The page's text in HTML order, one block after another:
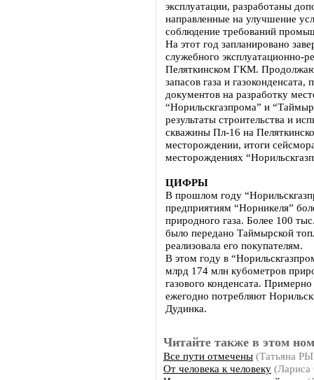
эксплуатации, разработаны
направленные на улучшение
соблюдение требований
На этот год запланировано
служебного эксплуатационно-
Пеляткинском ГКМ.
запасов газа и
документов на разработку
“Норильскгазпрома” и
результаты строительства и
скважины Пл-16 на
месторождении, итоги
месторождениях
ЦИФРЫ
В прошлом году
предприятиям “Норникеля”
природного газа. Более 100
было передано Таймырской
реализовала его покупателям.
В этом году в
млрд 174 млн кубометров
газового конденсата.
ежегодно потребляют
Дудинка.
Читайте также в этом
Все пути отмечены (Татьяна
От человека к человеку